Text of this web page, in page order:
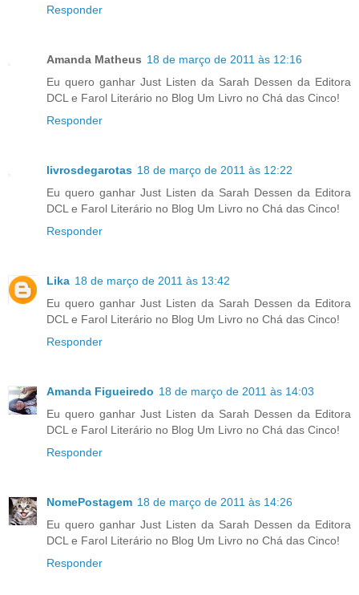
Responder
Amanda Matheus 18 de março de 2011 às 12:16
Eu quero ganhar Just Listen da Sarah Dessen da Editora
DCL e Farol Literário no Blog Um Livro no Chá das Cinco!
Responder
livrosdegarotas 18 de março de 2011 às 12:22
Eu quero ganhar Just Listen da Sarah Dessen da Editora
DCL e Farol Literário no Blog Um Livro no Chá das Cinco!
Responder
Lika 18 de março de 2011 às 13:42
Eu quero ganhar Just Listen da Sarah Dessen da Editora
DCL e Farol Literário no Blog Um Livro no Chá das Cinco!
Responder
Amanda Figueiredo 18 de março de 2011 às 14:03
Eu quero ganhar Just Listen da Sarah Dessen da Editora
DCL e Farol Literário no Blog Um Livro no Chá das Cinco!
Responder
NomePostagem 18 de março de 2011 às 14:26
Eu quero ganhar Just Listen da Sarah Dessen da Editora
DCL e Farol Literário no Blog Um Livro no Chá das Cinco!
Responder